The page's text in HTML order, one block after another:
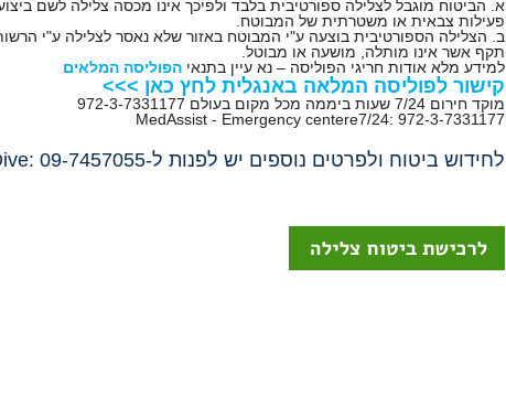
א. הביטוח מוגבל לצלילה ספורטיבית בלבד ולפיכך אינו מכסה צלילה לשם
פעילות צבאית או משטרתית של המבוטח.
ב. הצלילה הספורטיבית בוצעה ע"י המבוטח באזור שלא נאסר לצלילה ע"י
תקף אשר אינו מותלה, מושעה או מבוטל.
למידע מלא אודות חריגי הפוליסה – נא עיין בתנאי הפוליסה המלאים
קישור לפוליסה המלאה באנגלית לחץ כאן >>>
מוקד חירום 7/24 שעות ביממה מכל מקום בעולם 972-3-7331177
MedAssist - Emergency centere7/24: 972-3-7331177
לחידוש ביטוח ולפרטים נוספים יש לפנות ל-iDive: 09-7457055